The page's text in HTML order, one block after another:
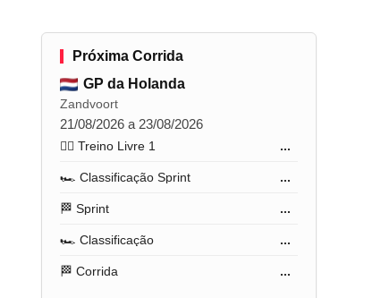
Próxima Corrida
GP da Holanda
Zandvoort
21/08/2026 a 23/08/2026
🏋️‍♂️ Treino Livre 1 ...
🏎️ Classificação Sprint ...
🏁 Sprint ...
🏎️ Classificação ...
🏁 Corrida ...